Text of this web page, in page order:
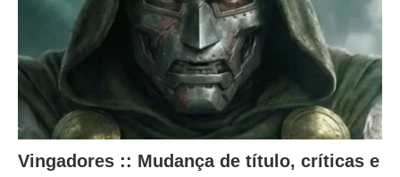
c
o
t
e
Vingadores :: Mudança de título, críticas e